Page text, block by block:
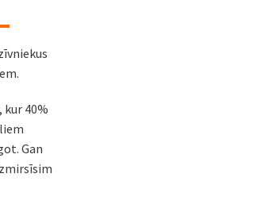
kur 40%
Gan